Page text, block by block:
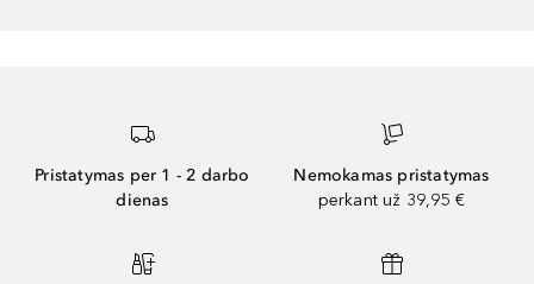
Pristatymas per 1 - 2 darbo
dienas
Nemokamas pristatymas
perkant už 39,95 €